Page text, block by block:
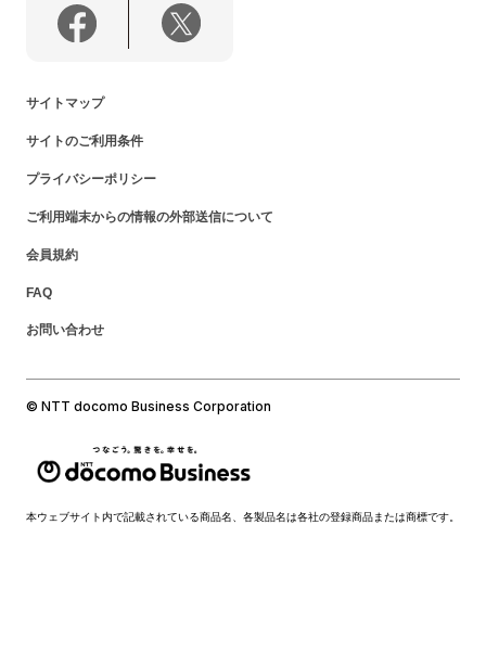
サイトマップ
サイトのご利用条件
プライバシーポリシー
ご利用端末からの情報の外部送信について
会員規約
FAQ
お問い合わせ
© NTT docomo Business Corporation
本ウェブサイト内で記載されている商品名、各製品名は各社の登録商品または商標です。